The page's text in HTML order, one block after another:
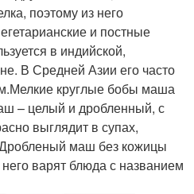
поэтому из него
и постные
в индийской,
В Средней Азии его часто
круглые бобы маша
– целый и дробленный, с
выглядит в супах,
Дробленый маш без кожицы
варят блюда с названием